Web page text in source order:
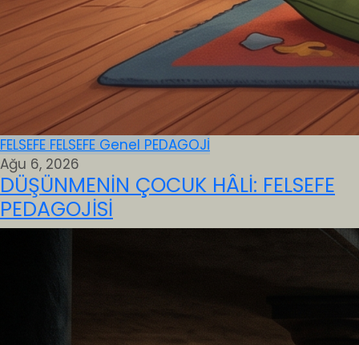
FELSEFE FELSEFE Genel PEDAGOJİ
Ağu 6, 2026
DÜŞÜNMENİN ÇOCUK HÂLİ: FELSEFE
PEDAGOJİSİ